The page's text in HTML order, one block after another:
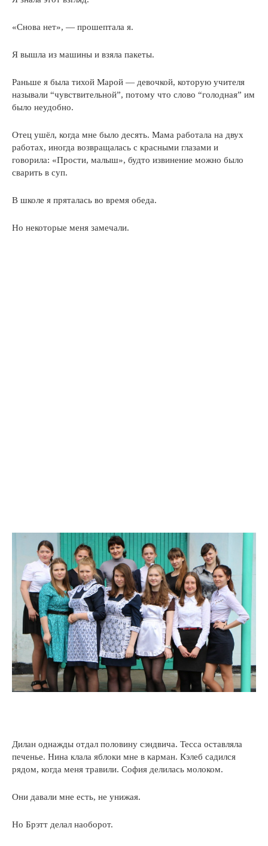
«Снова нет», — прошептала я.
Я вышла из машины и взяла пакеты.
Раньше я была тихой Марой — девочкой, которую учителя
называли “чувствительной”, потому что слово “голодная” им
было неудобно.
Отец ушёл, когда мне было десять. Мама работала на двух
работах, иногда возвращалась с красными глазами и
говорила: «Прости, малыш», будто извинение можно было
сварить в суп.
В школе я пряталась во время обеда.
Но некоторые меня замечали.
Дилан однажды отдал половину сэндвича. Тесса оставляла
печенье. Нина клала яблоки мне в карман. Кэлеб садился
рядом, когда меня травили. София делилась молоком.
Они давали мне есть, не унижая.
Но Брэтт делал наоборот.